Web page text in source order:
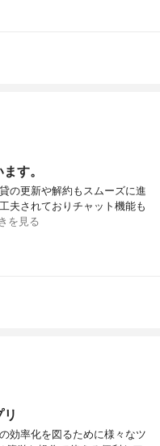
す。
の更新や解約もスムーズに進
夫されておりチャット機能も
を見る
効率化を図るために様々なツ